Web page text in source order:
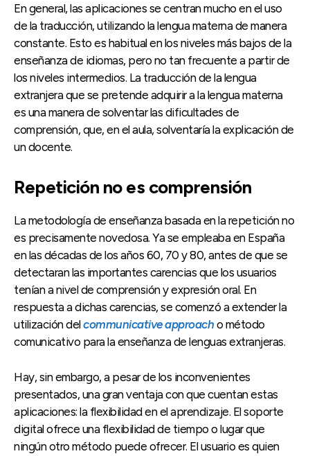
En general, las aplicaciones se centran mucho en el uso
de la traducción, utilizando la lengua materna de manera
constante. Esto es habitual en los niveles más bajos de la
enseñanza de idiomas, pero no tan frecuente a partir de
los niveles intermedios. La traducción de la lengua
extranjera que se pretende adquirir a la lengua materna
es una manera de solventar las dificultades de
comprensión, que, en el aula, solventaría la explicación de
un docente.
Repetición no es comprensión
La metodología de enseñanza basada en la repetición no
es precisamente novedosa. Ya se empleaba en España
en las décadas de los años 60, 70 y 80, antes de que se
detectaran las importantes carencias que los usuarios
tenían a nivel de comprensión y expresión oral. En
respuesta a dichas carencias, se comenzó a extender la
utilización delcommunicative approach o método
comunicativo para la enseñanza de lenguas extranjeras.
Hay, sin embargo, a pesar de los inconvenientes
presentados, una gran ventaja con que cuentan estas
aplicaciones: la flexibilidad en el aprendizaje. El soporte
digital ofrece una flexibilidad de tiempo o lugar que
ningún otro método puede ofrecer. El usuario es quien